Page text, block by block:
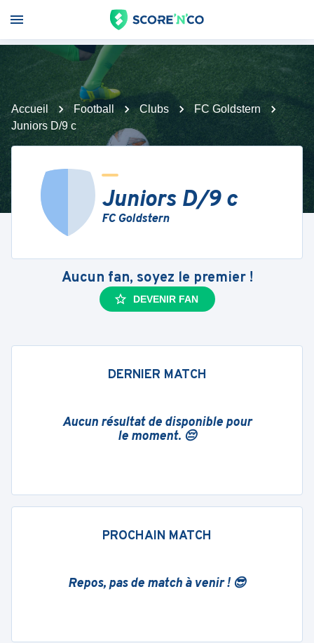
Accueil Football Clubs
FC Goldstern
Juniors D/9 c
Juniors D/9 c
FC Goldstern
Aucun fan, soyez le premier !
DEVENIR FAN
DERNIER MATCH
Aucun résultat de disponible pour
le moment. 😔
PROCHAIN MATCH
Repos, pas de match à venir ! 😎